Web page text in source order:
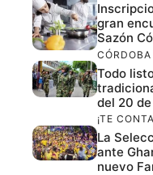
gran
Sazón
CÓRDOBA
Todo
del 20
¡TE
La
ante
nuevo